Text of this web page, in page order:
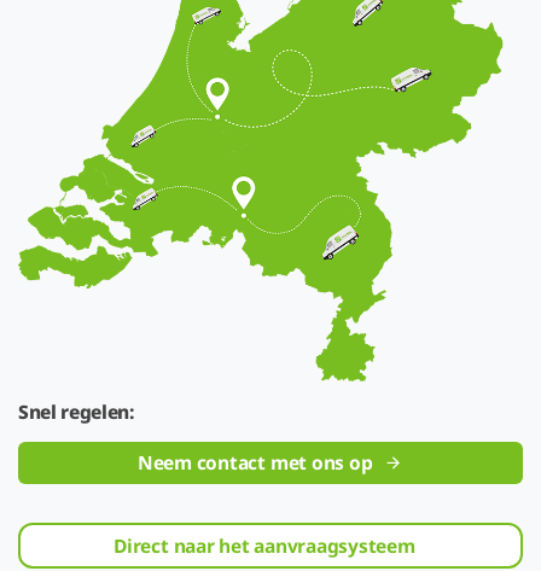
Snel regelen:
Neem contact met ons op
Direct naar het aanvraagsysteem